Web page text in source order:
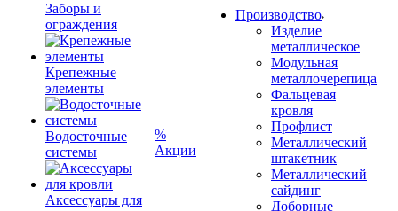
Заборы и
ограждения
Крепежные
элементы
Водосточные
системы
Аксессуары для
%
Акции
Производство
Изделие
металлическое
Модульная
металлочерепица
Фальцевая
кровля
Профлист
Металлический
штакетник
Металлический
сайдинг
Доборные